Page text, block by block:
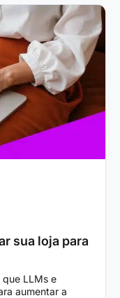
sua loja para
LLMs e
aumentar a